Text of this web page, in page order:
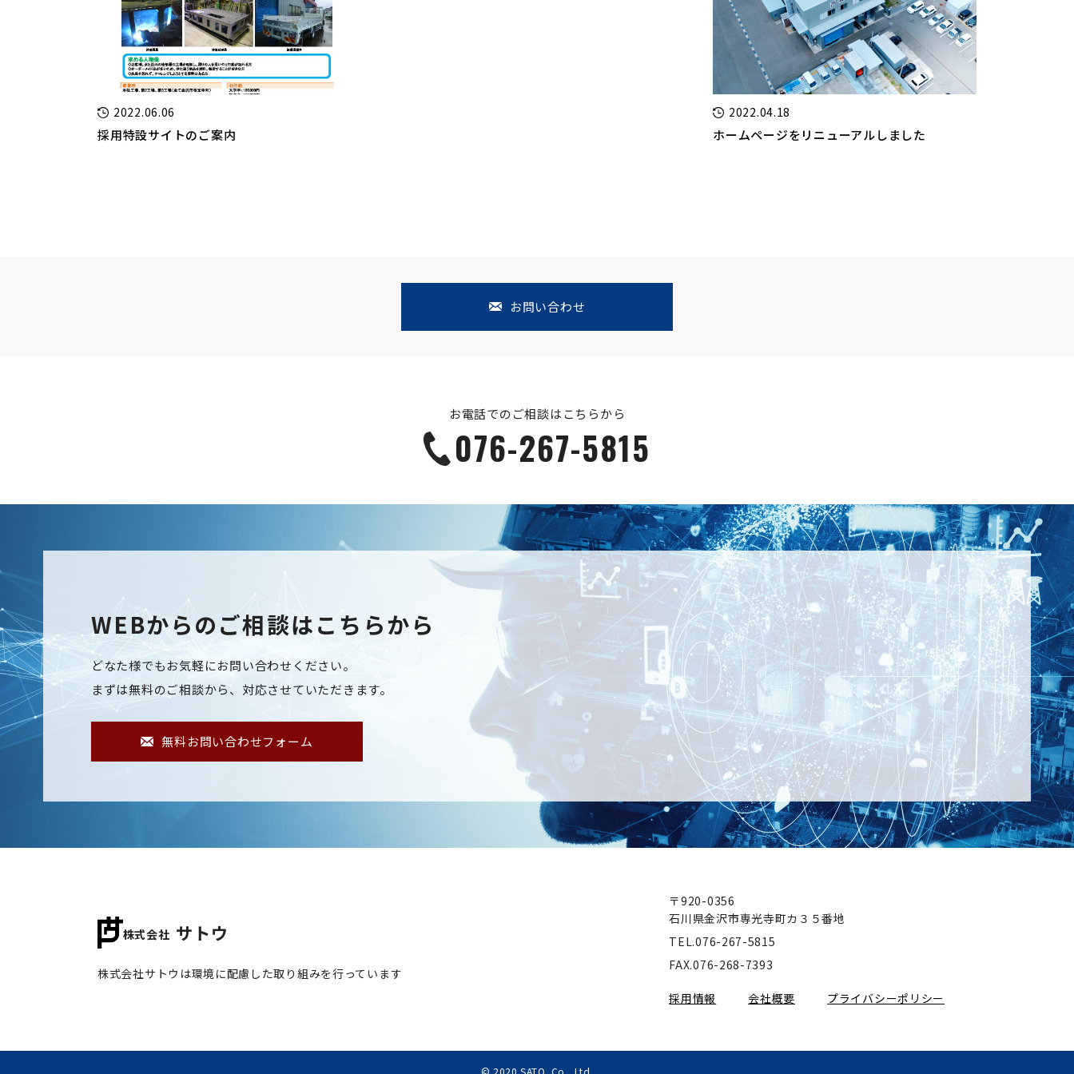
2022.06.06
採用特設サイトのご案内
2022.04.18
ホームページをリニューアルしました
お問い合わせ
お電話でのご相談はこちらから
076-267-5815
WEBからのご相談はこちらから
どなた様でもお気軽にお問い合わせください。
まずは無料のご相談から、対応させていただきます。
無料お問い合わせフォーム
株式会社 サトウ
株式会社サトウは環境に配慮した取り組みを行っています
〒920-0356
石川県金沢市専光寺町カ３５番地
TEL.076-267-5815
FAX.076-268-7393
採用情報 会社概要 プライバシーポリシー
© 2020 SATO. Co., Ltd.